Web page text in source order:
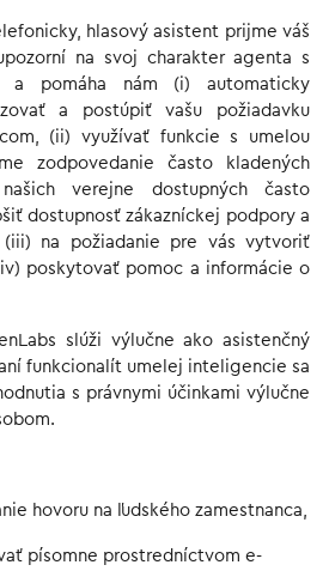
hlasový asistent prijme váš
na svoj charakter agenta s
a pomáha nám (i) automaticky
a postúpiť vašu požiadavku
(ii) využívať funkcie s umelou
zodpovedanie často kladených
verejne dostupných často
dostupnosť zákazníckej podpory a
na požiadanie pre vás vytvoriť
poskytovať pomoc a informácie o
slúži výlučne ako asistenčný
funkcionalít umelej inteligencie sa
s právnymi účinkami výlučne
hovoru na ľudského zamestnanca,
písomne prostredníctvom e-